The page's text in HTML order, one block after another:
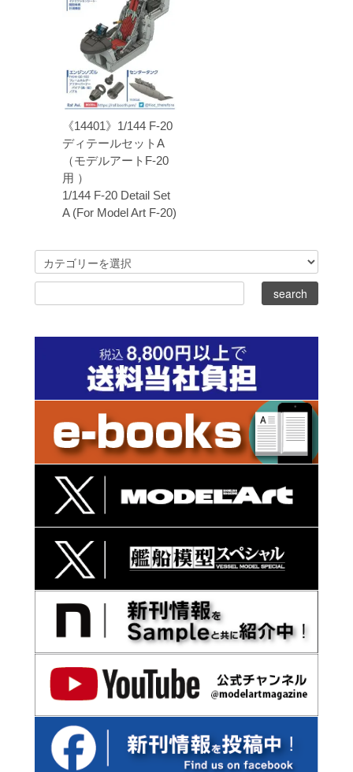
《14401》1/144 F-20
ディテールセットA
（モデルアートF-20
用 ）
1/144 F-20 Detail Set
A (For Model Art F-20)